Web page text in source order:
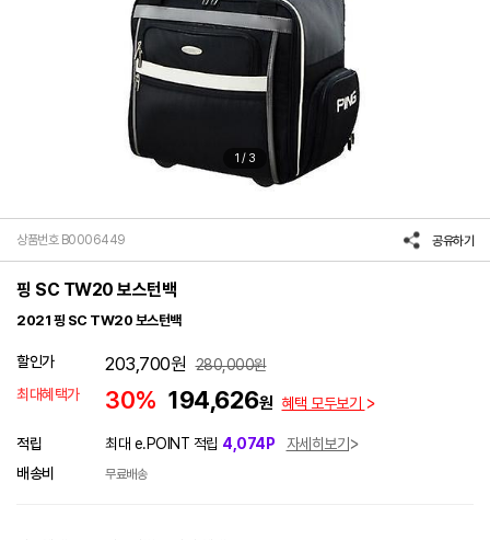
1 / 3
상품번호 B0006449 공유하기
핑 SC TW20 보스턴백
2021 핑 SC TW20 보스턴백
할인가 203,700원 280,000원
최대혜택가
30% 194,626원 혜택 모두보기
적립 최대 e.POINT 적립 4,074P
자세히보기
배송비
무료배송